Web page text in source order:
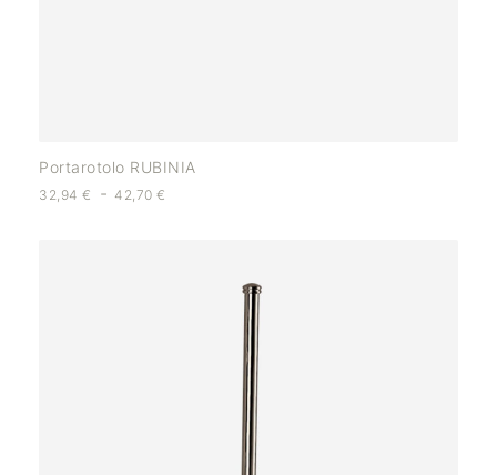
Portarotolo RUBINIA
32,94 € - 42,70€